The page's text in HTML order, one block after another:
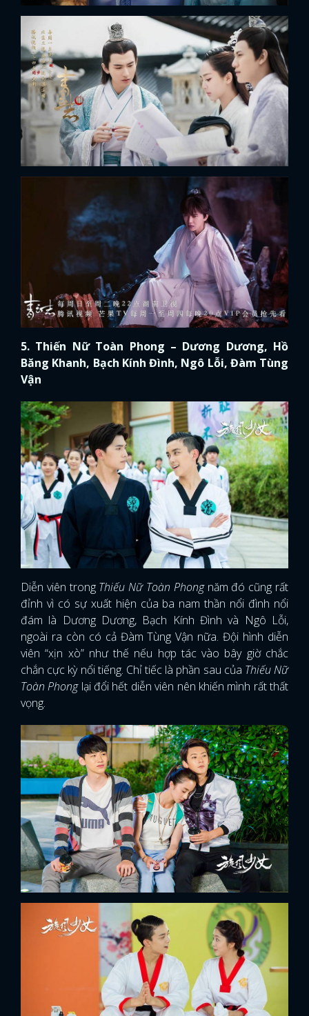
x
ĐĂNG NHẬP
5. Thiến Nữ Toàn Phong – Dương Dương, Hồ
Băng Khanh, Bạch Kính Đình, Ngô Lỗi, Đàm Tùng
Vận
Diễn viên trong Thiếu Nữ Toàn Phongnăm đó cũng rất
đỉnh vì có sự xuất hiện của ba nam thần nổi đình nổi
đám là Dương Dương, Bạch Kính Đình và Ngô Lỗi,
ngoài ra còn có cả Đàm Tùng Vận nữa. Đội hình diễn
viên “xịn xò” như thế nếu hợp tác vào bây giờ chắc
chắn cực kỳ nổi tiếng. Chỉ tiếc là phần sau của Thiếu Nữ
Toàn Phonglại đổi hết diễn viên nên khiến mình rất thất
vọng.